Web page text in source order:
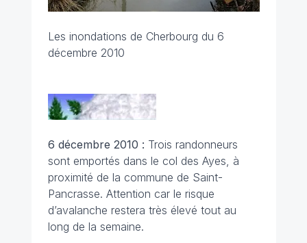
Les inondations de Cherbourg du 6
décembre 2010
6 décembre 2010 : Trois randonneurs
sont emportés dans le col des Ayes, à
proximité de la commune de Saint-
Pancrasse. Attention car le risque
d’avalanche restera très élevé tout au
long de la semaine.